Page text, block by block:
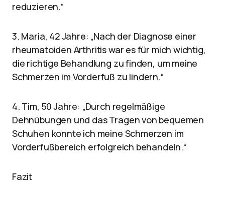
reduzieren.“
3. Maria, 42 Jahre: „Nach der Diagnose einer
rheumatoiden Arthritis war es für mich wichtig,
die richtige Behandlung zu finden, um meine
Schmerzen im Vorderfuß zu lindern.“
4. Tim, 50 Jahre: „Durch regelmäßige
Dehnübungen und das Tragen von bequemen
Schuhen konnte ich meine Schmerzen im
Vorderfußbereich erfolgreich behandeln.“
Fazit